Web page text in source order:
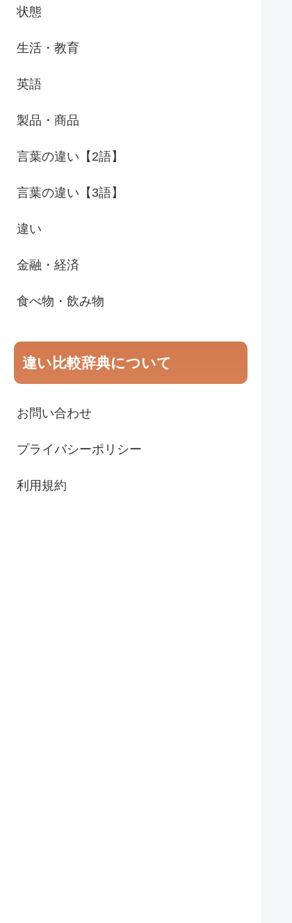
状態
生活・教育
英語
製品・商品
言葉の違い【2語】
言葉の違い【3語】
違い
金融・経済
食べ物・飲み物
違い比較辞典について
お問い合わせ
プライバシーポリシー
利用規約